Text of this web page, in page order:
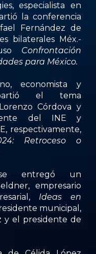
especialista en
la conferencia
Fernández de
bilaterales Méx.-
Confrontación
para México.
economista y
el tema
Lorenzo Córdova y
del INE y
respectivamente,
Retroceso o
entregó un
empresario
Ideas en
municipal,
y el presidente de